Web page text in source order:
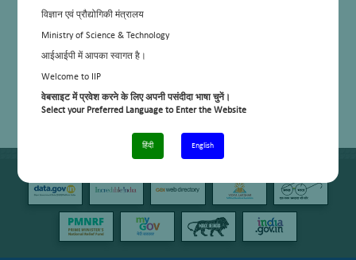
विज्ञान एवं प्रौद्योगिकी मंत्रालय
Ministry of Science & Technology
आईआईपी में आपका स्वागत है।
Welcome to IIP
वेबसाइट में प्रवेश करने के लिए अपनी पसंदीदा भाषा चुनें।
Select your Preferred Language to Enter the Website
हिंदी English